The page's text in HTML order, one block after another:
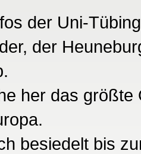
der Uni-
der
her das
besiedelt bis